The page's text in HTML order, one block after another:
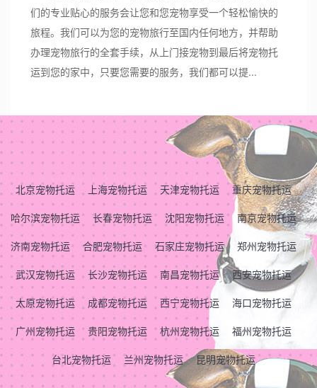
们的专业贴心的服务会让您和您宠物享受一个轻松愉快的
旅程。我们可以为您的宠物旅行至国内任何地方，并帮助
办理宠物旅行的全套手续，从上门接宠物到最后将宠物托
运到您的家中，只要您需要的服务，我们都可以提...
北京宠物托运 上海宠物托运 天津宠物托运
重庆宠物托运
哈尔滨宠物托运
长春宠物托运 沈阳宠物托运
南京宠物托运
济南宠物托运
合肥宠物托运 石家庄宠物托运
郑州宠物托运
武汉宠物托运
长沙宠物托运 南昌宠物托运
西安宠物托运
太原宠物托运
成都宠物托运 西宁宠物托运
海口宠物托运
广州宠物托运
贵阳宠物托运 杭州宠物托运
福州宠物托运
台北宠物托运
兰州宠物托运 昆明宠物托运